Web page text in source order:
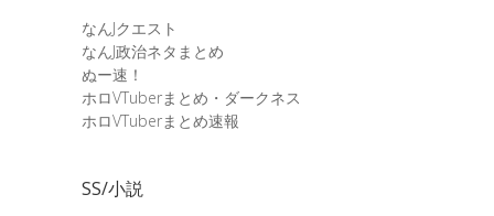
なんJクエスト
なんJ政治ネタまとめ
ぬー速！
ホロVTuberまとめ・ダークネス
ホロVTuberまとめ速報
SS/小説